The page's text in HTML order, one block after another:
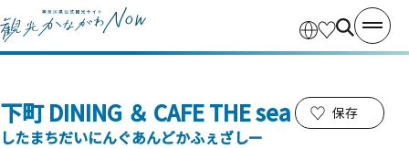
下町 DINING ＆ CAFE THE sea
したまちだいにんぐあんどかふぇざしー
保存